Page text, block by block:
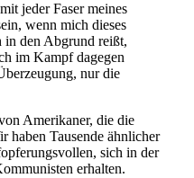
jeder Faser meines
wenn mich dieses
in den Abgrund reißt,
im Kampf dagegen
nur die
Amerikaner, die die
haben Tausende ähnlicher
sich in der
erhalten.